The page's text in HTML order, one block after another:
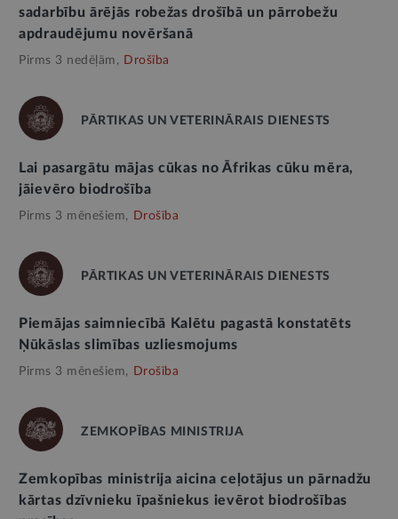
sadarbību ārējās robežas drošībā un pārrobežu
apdraudējumu novēršanā
Pirms 3 nedēļām, Drošība
PĀRTIKAS UN VETERINĀRAIS DIENESTS
Lai pasargātu mājas cūkas no Āfrikas cūku mēra,
jāievēro biodrošība
Pirms 3 mēnešiem, Drošība
PĀRTIKAS UN VETERINĀRAIS DIENESTS
Piemājas saimniecībā Kalētu pagastā konstatēts
Ņūkāslas slimības uzliesmojums
Pirms 3 mēnešiem, Drošība
ZEMKOPĪBAS MINISTRIJA
Zemkopības ministrija aicina ceļotājus un pārnadžu
kārtas dzīvnieku īpašniekus ievērot biodrošības